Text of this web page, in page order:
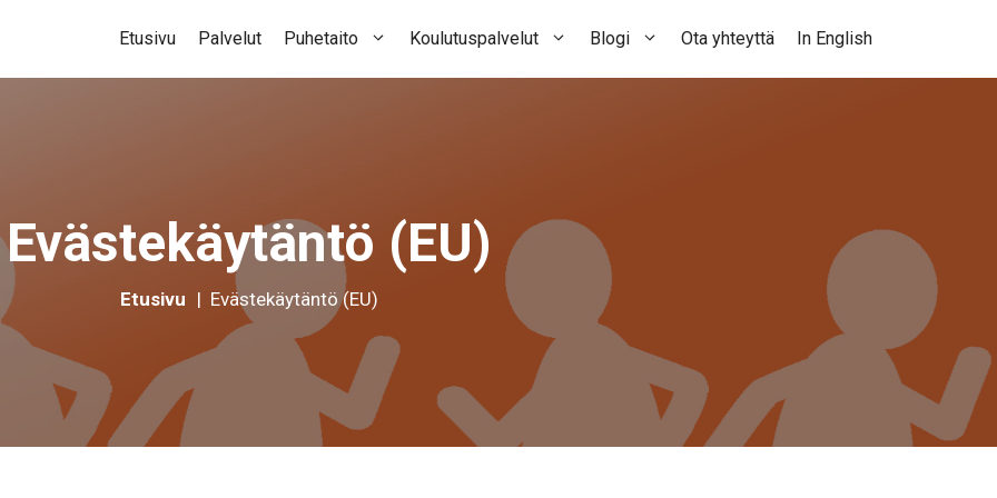
Etusivu Palvelut Puhetaito Koulutuspalvelut Blogi Ota yhteyttä In English
Evästekäytäntö (EU)
Etusivu | Evästekäytäntö (EU)